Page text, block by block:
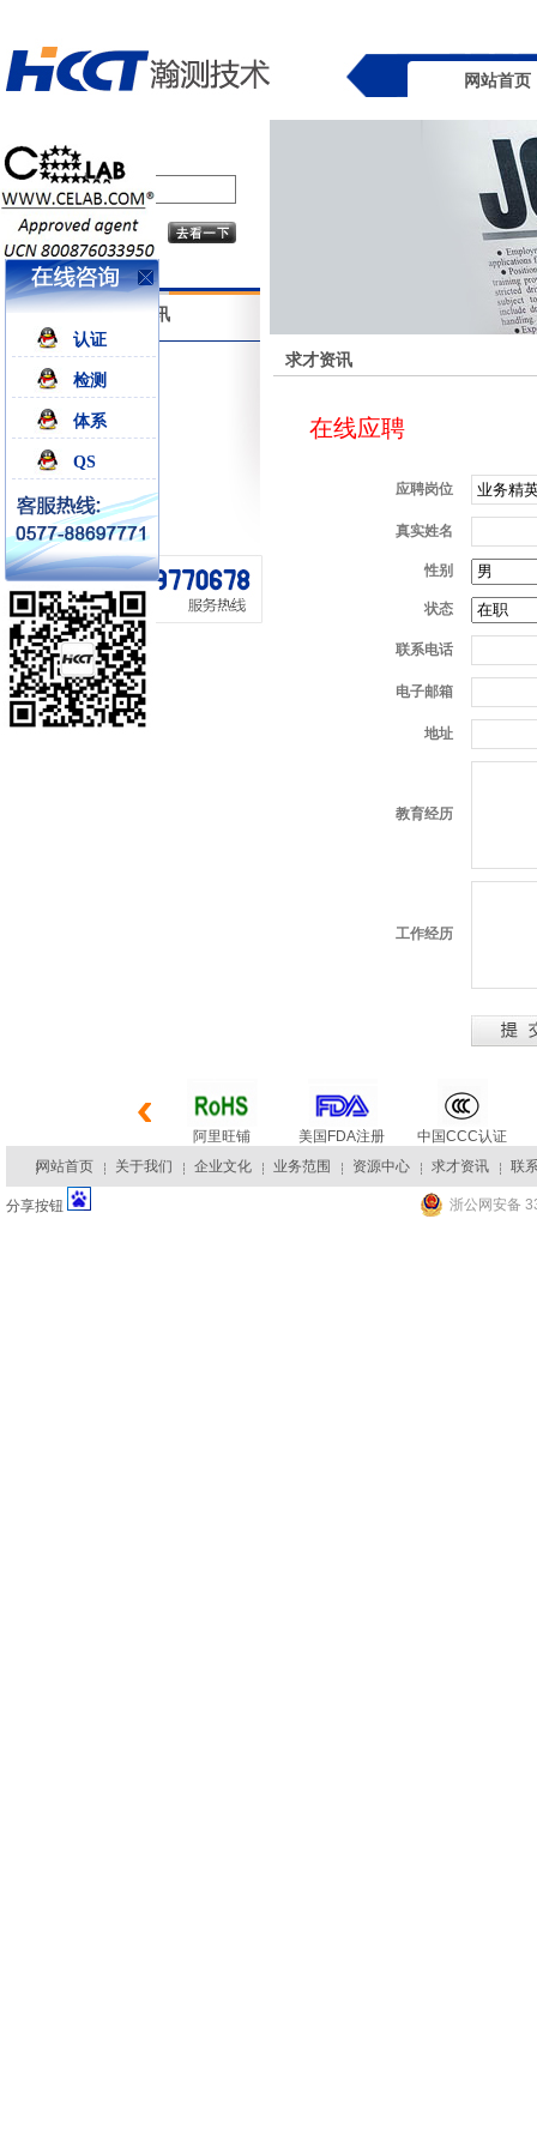
网站首页
求才资讯
求才资讯
在线应聘
应聘岗位
真实姓名
性别
状态
联系电话
电子邮箱
地址
教育经历
工作经历
阿里旺铺 美国FDA注册
中国CCC认证
网站首页
关于我们 企业文化 业务范围 资源中心 求才资讯 联
认证
检测
体系
QS
分享按钮 浙公网安备